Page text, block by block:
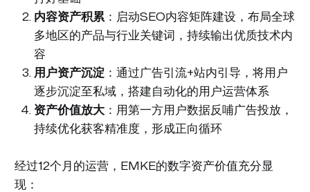
内容资产积累：启动SEO内容矩阵建设，布局全球
多地区的产品与行业关键词，持续输出优质技术内
容
用户资产沉淀：通过广告引流+站内引导，将用户
逐步沉淀至私域，搭建自动化的用户运营体系
资产价值放大：用第一方用户数据反哺广告投放，
持续优化获客精准度，形成正向循环
经过12个月的运营，EMKE的数字资产价值充分显
现：